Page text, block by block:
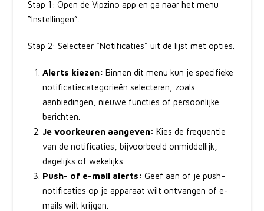
Stap 1: Open de Vipzino app en ga naar het menu
“Instellingen”.
Stap 2: Selecteer “Notificaties” uit de lijst met opties.
Alerts kiezen: Binnen dit menu kun je specifieke
notificatiecategorieën selecteren, zoals
aanbiedingen, nieuwe functies of persoonlijke
berichten.
Je voorkeuren aangeven: Kies de frequentie
van de notificaties, bijvoorbeeld onmiddellijk,
dagelijks of wekelijks.
Push- of e-mail alerts: Geef aan of je push-
notificaties op je apparaat wilt ontvangen of e-
mails wilt krijgen.